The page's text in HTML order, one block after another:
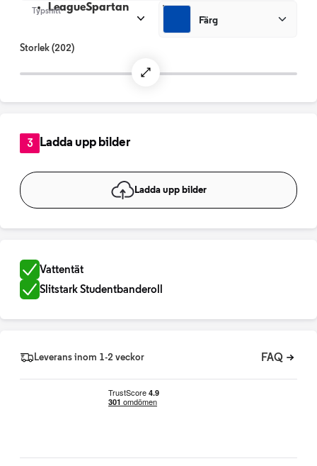
TypsnittLeagueSpartan
Färg
Storlek(202)
3 Ladda upp bilder
Ladda upp bilder
Vattentät
Slitstark Studentbanderoll
Leverans inom 1-2 veckor FAQ